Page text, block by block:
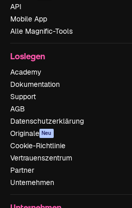
API
Mobile App
Alle Magnific-Tools
Loslegen
Academy
Dokumentation
Support
AGB
Datenschutzerklärung
Originale Neu
Cookie-Richtlinie
Vertrauenszentrum
Partner
Unternehmen